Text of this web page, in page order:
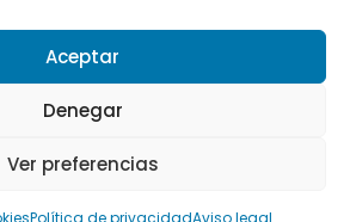
Aceptar
Denegar
Ver preferencias
Política de privacidadAviso legal
Política de privacidad
de cookies
los derechos resevados.